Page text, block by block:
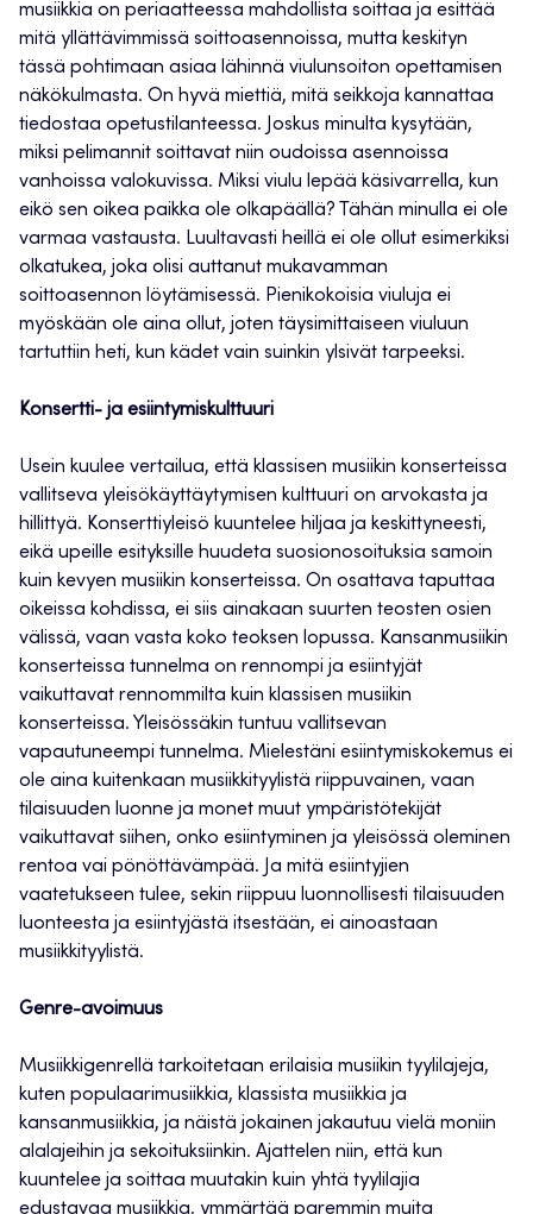
musiikkia on periaatteessa mahdollista soittaa ja esittää
mitä yllättävimmissä soittoasennoissa, mutta keskityn
tässä pohtimaan asiaa lähinnä viulunsoiton opettamisen
näkökulmasta. On hyvä miettiä, mitä seikkoja kannattaa
tiedostaa opetustilanteessa. Joskus minulta kysytään,
miksi pelimannit soittavat niin oudoissa asennoissa
vanhoissa valokuvissa. Miksi viulu lepää käsivarrella, kun
eikö sen oikea paikka ole olkapäällä? Tähän minulla ei ole
varmaa vastausta. Luultavasti heillä ei ole ollut esimerkiksi
olkatukea, joka olisi auttanut mukavamman
soittoasennon löytämisessä. Pienikokoisia viuluja ei
myöskään ole aina ollut, joten täysimittaiseen viuluun
tartuttiin heti, kun kädet vain suinkin ylsivät tarpeeksi.
Konsertti- ja esiintymiskulttuuri
Usein kuulee vertailua, että klassisen musiikin konserteissa
vallitseva yleisökäyttäytymisen kulttuuri on arvokasta ja
hillittyä. Konserttiyleisö kuuntelee hiljaa ja keskittyneesti,
eikä upeille esityksille huudeta suosionosoituksia samoin
kuin kevyen musiikin konserteissa. On osattava taputtaa
oikeissa kohdissa, ei siis ainakaan suurten teosten osien
välissä, vaan vasta koko teoksen lopussa. Kansanmusiikin
konserteissa tunnelma on rennompi ja esiintyjät
vaikuttavat rennommilta kuin klassisen musiikin
konserteissa. Yleisössäkin tuntuu vallitsevan
vapautuneempi tunnelma. Mielestäni esiintymiskokemus ei
ole aina kuitenkaan musiikkityylistä riippuvainen, vaan
tilaisuuden luonne ja monet muut ympäristötekijät
vaikuttavat siihen, onko esiintyminen ja yleisössä oleminen
rentoa vai pönöttävämpää. Ja mitä esiintyjien
vaatetukseen tulee, sekin riippuu luonnollisesti tilaisuuden
luonteesta ja esiintyjästä itsestään, ei ainoastaan
musiikkityylistä.
Genre-avoimuus
Musiikkigenrellä tarkoitetaan erilaisia musiikin tyylilajeja,
kuten populaarimusiikkia, klassista musiikkia ja
kansanmusiikkia, ja näistä jokainen jakautuu vielä moniin
alalajeihin ja sekoituksiinkin. Ajattelen niin, että kun
kuuntelee ja soittaa muutakin kuin yhtä tyylilajia
edustavaa musiikkia, ymmärtää paremmin muita